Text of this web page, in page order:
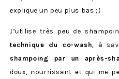
explique un peu plus bas ;)
J’utilise très peu de
technique du co-wash, à
shampoing par un après-
doux, nourrissant et qui me